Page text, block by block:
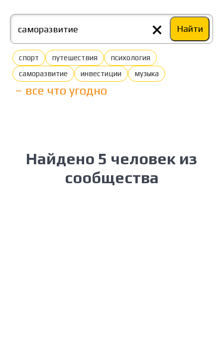
× Найти
спорт путешествия
психология
саморазвитие
инвестиции музыка
– все что угодно
Найдено 5 человек из
сообщества